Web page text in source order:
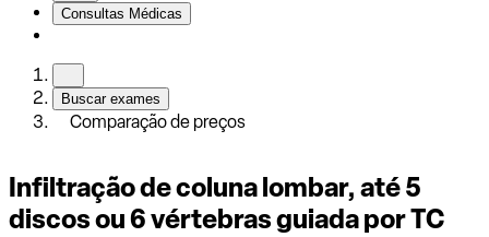
Consultas Médicas
Buscar exames
Comparação de preços
Infiltração de coluna lombar, até 5
discos ou 6 vértebras guiada por TC